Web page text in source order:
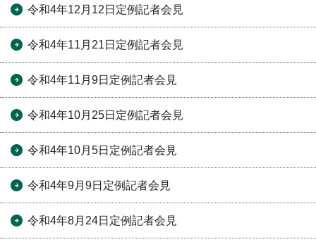
令和4年12月12日定例記者会見
令和4年11月21日定例記者会見
令和4年11月9日定例記者会見
令和4年10月25日定例記者会見
令和4年10月5日定例記者会見
令和4年9月9日定例記者会見
令和4年8月24日定例記者会見